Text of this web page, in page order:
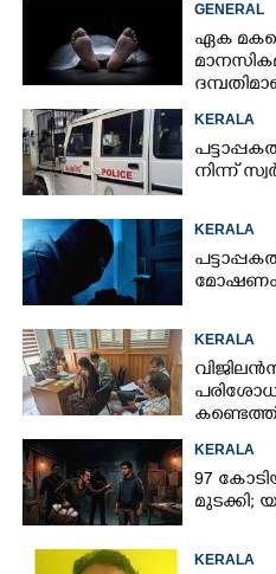
GENERAL
ഏക
കണ്ടെത്തി
KERALA
നിന്ന്
KERALA
മോഷണം
KERALA
KERALA
97
മുടക്കി;
KERALA